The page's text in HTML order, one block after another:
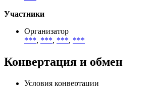
***
***
Организатор